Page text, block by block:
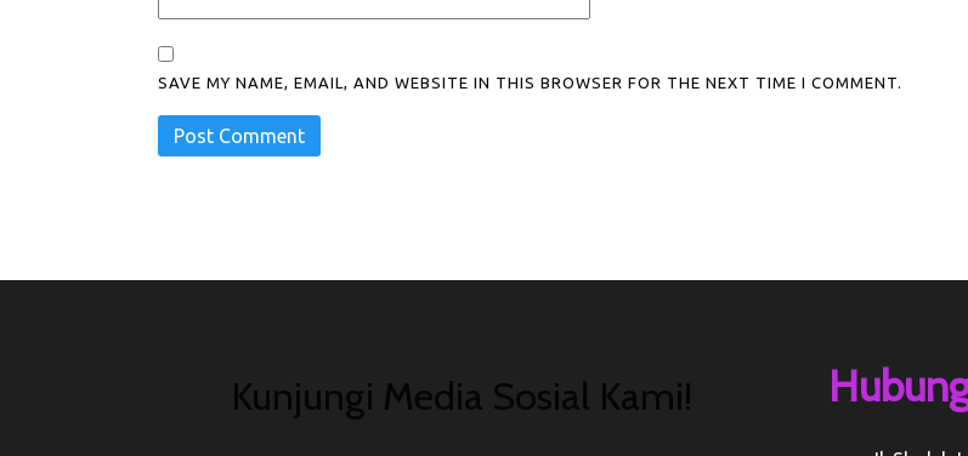
SAVE MY NAME, EMAIL, AND WEBSITE IN THIS BROWSER FOR THE NEXT TIME I COMMENT.
Kunjungi Media Sosial Kami!